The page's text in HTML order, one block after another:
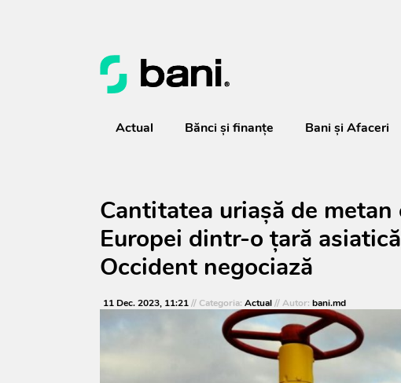
Actual Bănci şi finanţe Bani și Afaceri
Cantitatea uriașă de
Europei dintr-o țară
Occident negociază
11 Dec. 2023, 11:21// Categoria: Actual// Autor: bani.md